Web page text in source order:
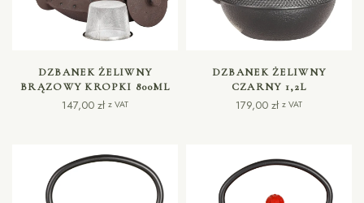
DODAJ DO KOSZYKA
DZBANEK ŻELIWNY
BRĄZOWY KROPKI 800ML
147,00 zł z VAT
DODAJ DO KOSZYKA
DZBANEK ŻELIWNY
CZARNY 1,2L
179,00 zł z VAT